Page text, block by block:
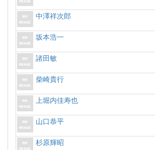
中澤祥次郎
坂本浩一
諸田敏
柴崎貴行
上堀内佳寿也
山口恭平
杉原輝昭